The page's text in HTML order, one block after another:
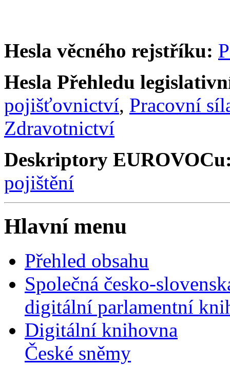
Hesla věcného rejstříku:
Hesla Přehledu
pojišťovnictví, Pracovní
Zdravotnictví
Deskriptory
pojištění
Hlavní menu
Přehled obsahu
Společná česko-
digitální parlamentní
Digitální knihovna
České sněmy